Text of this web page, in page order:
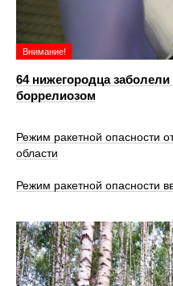
Внимание!
64 нижегородца
боррелиозом
Режим ракетной опасности
области
Режим ракетной опасности